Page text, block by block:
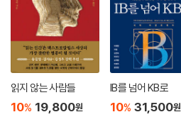
읽지 않는 사람들
10% 19,800원
IB를 넘어 KB로
10% 31,500원